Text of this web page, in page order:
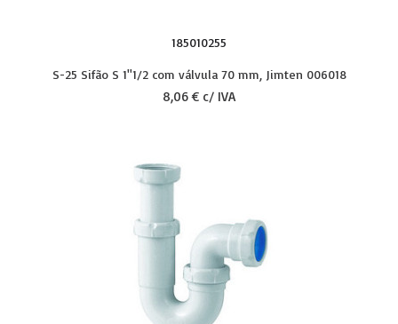
185010255
S-25 Sifão S 1''1/2 com válvula 70 mm, Jimten 006018
8,06 € c/ IVA